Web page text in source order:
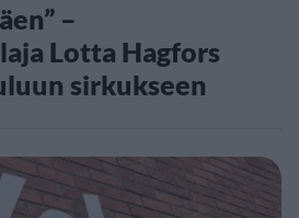
–
Lotta Hagfors
sirkukseen